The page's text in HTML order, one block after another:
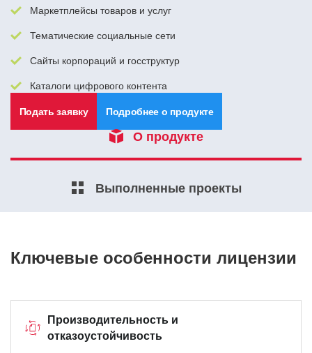
или войдите с помощью
Маркетплейсы товаров и услуг
Тематические социальные сети
Сайты корпораций и госструктур
Каталоги цифрового контента
Подать заявку
Подробнее о продукте
О продукте
Выполненные проекты
Ключевые особенности лицензии
Производительность и
отказоустойчивость